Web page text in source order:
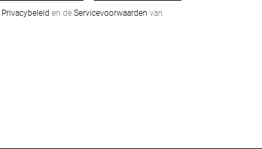
Privacybeleid en de Servicevoorwaarden van